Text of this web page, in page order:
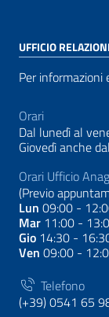
UFFICIO
Per
Orari
Dal lunedì al
Giovedì anche
Orari Ufficio
(Previo
Lun 09:00 -
Mar 11:00 -
Gio 14:30 -
Ven 09:00 -
Telefono
(+39) 0541 65